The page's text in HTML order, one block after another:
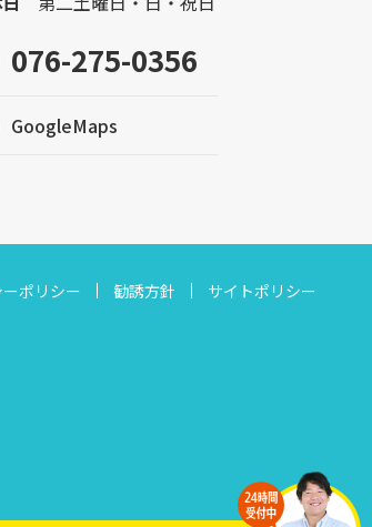
076-275-0356
GoogleMaps
ポリシー 勧誘方針 サイトポリシー